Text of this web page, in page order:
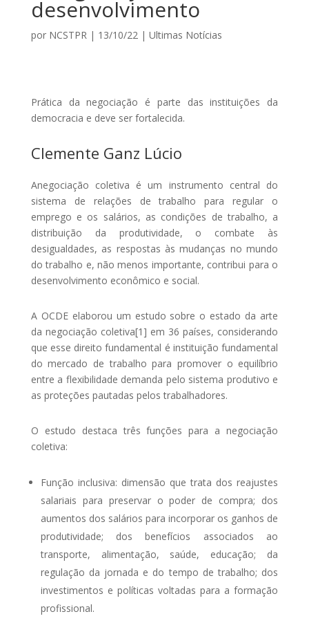
desenvolvimento
por NCSTPR| 13/10/22| Ultimas Notícias
Prática da negociação é parte das instituições da
democracia e deve ser fortalecida.
Clemente Ganz Lúcio
Anegociação coletiva é um instrumento central do
sistema de relações de trabalho para regular o
emprego e os salários, as condições de trabalho, a
distribuição da produtividade, o combate às
desigualdades, as respostas às mudanças no mundo
do trabalho e, não menos importante, contribui para o
desenvolvimento econômico e social.
A OCDE elaborou um estudo sobre o estado da arte
da negociação coletiva[1] em 36 países, considerando
que esse direito fundamental é instituição fundamental
do mercado de trabalho para promover o equilíbrio
entre a flexibilidade demanda pelo sistema produtivo e
as proteções pautadas pelos trabalhadores.
O estudo destaca três funções para a negociação
coletiva:
Função inclusiva: dimensão que trata dos reajustes
salariais para preservar o poder de compra; dos
aumentos dos salários para incorporar os ganhos de
produtividade; dos benefícios associados ao
transporte, alimentação, saúde, educação; da
regulação da jornada e do tempo de trabalho; dos
investimentos e políticas voltadas para a formação
profissional.